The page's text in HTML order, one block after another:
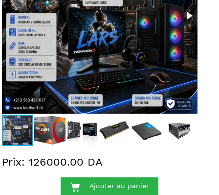
Prix: 126000.00 DA
Ajouter au panier